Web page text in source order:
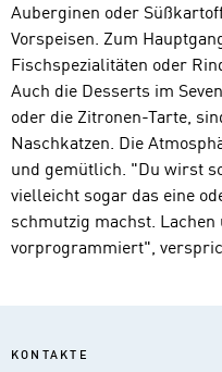
Auberginen oder
Vorspeisen. Zum
Fischspezialitäten oder
Auch die Desserts im
oder die Zitronen-Tarte,
Naschkatzen. Die
und gemütlich. "Du wirst
vielleicht sogar das eine
schmutzig machst. Lachen
vorprogrammiert",
KONTAKTE